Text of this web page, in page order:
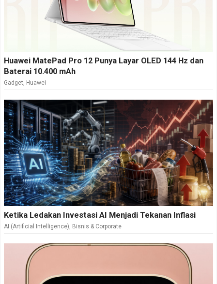
Huawei MatePad Pro 12 Punya Layar OLED 144 Hz dan
Baterai 10.400 mAh
Gadget, Huawei
Ketika Ledakan Investasi AI Menjadi Tekanan Inflasi
AI (Artificial Intelligence), Bisnis & Corporate